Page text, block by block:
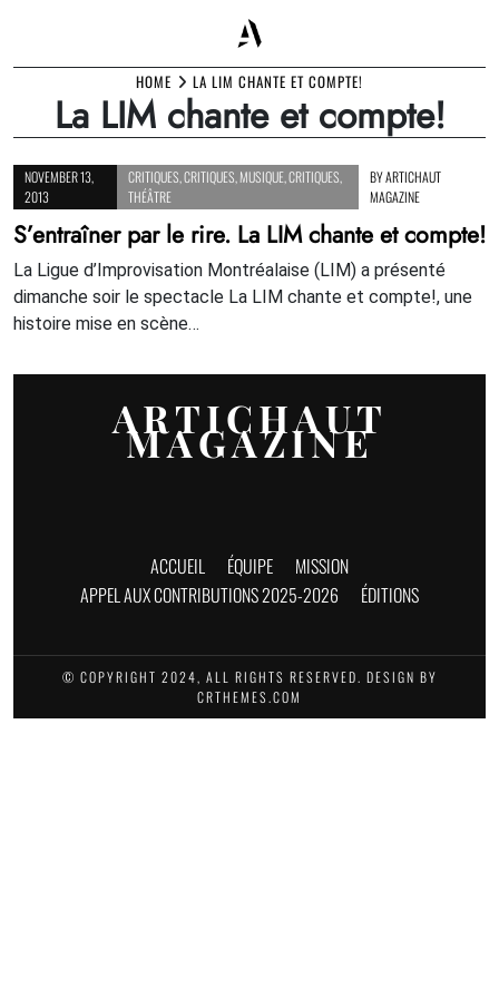
content
HOME LA LIM CHANTE ET COMPTE!
La LIM chante et compte!
NOVEMBER 13,
2013
CRITIQUES CRITIQUES MUSIQUE, CRITIQUES
THÉÂTRE
BYARTICHAUT
MAGAZINE
S’entraîner par le rire. La LIM chante et compte!
La Ligue d’Improvisation Montréalaise (LIM) a présenté
dimanche soir le spectacle La LIM chante et compte!, une
histoire mise en scène…
ARTICHAUT
MAGAZINE
ACCUEIL ÉQUIPE
MISSION
APPEL AUX CONTRIBUTIONS 2025-2026
ÉDITIONS
© COPYRIGHT 2024, ALL RIGHTS RESERVED. DESIGN BY
CRTHEMES.COM